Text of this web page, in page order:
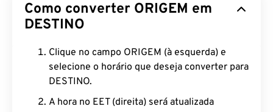
Como converter ORIGEM em
DESTINO
Clique no campo ORIGEM (à esquerda) e
selecione o horário que deseja converter para
DESTINO.
A hora no EET (direita) será atualizada